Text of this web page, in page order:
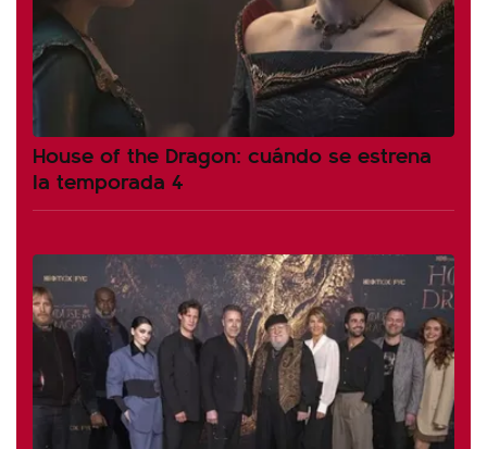
House of the Dragon: cuándo se estrena
la temporada 4